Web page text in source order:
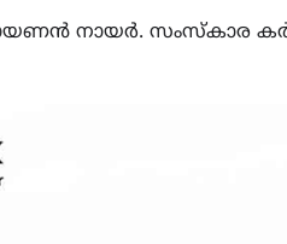
നായർ. സംസ്കാര